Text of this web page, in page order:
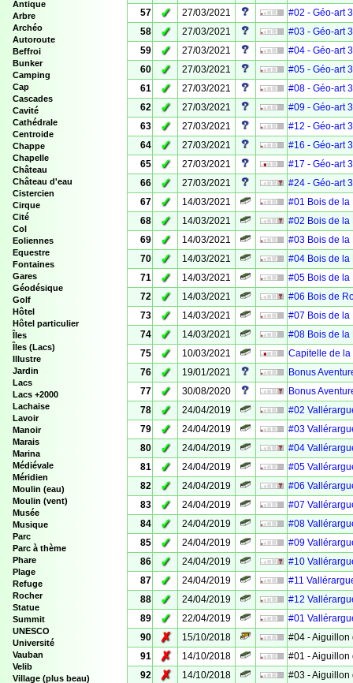
Antique
Arbre
Archéo
Autoroute
Beffroi
Bunker
Camping
Cap
Cascades
Cavité
Cathédrale
Centroide
Chappe
Chapelle
Château
Château d'eau
Cistercien
Cirque
Cité
Col
Eoliennes
Equestre
Fontaines
Gares
Géodésique
Golf
Hôtel
Hôtel particulier
Îles
Îles (Lacs)
Illustre
Jardin
Lacs
Lacs +2000
Lachaise
Lavoir
Manoir
Marais
Marina
Médiévale
Méridien
Moulin (eau)
Moulin (vent)
Musée
Musique
Parc
Parc à thème
Phare
Plage
Refuge
Rocher
Statue
Summit
UNESCO
Université
Vauban
Velib
Village (plus beau)
57
✓ 27/03/2021
#02 - Géo-art
58
✓ 27/03/2021
#03 - Géo-art
59
✓ 27/03/2021
#04 - Géo-art
60
✓ 27/03/2021
#05 - Géo-art
61
✓ 27/03/2021
#08 - Géo-art
62
✓ 27/03/2021
#09 - Géo-art
63
✓ 27/03/2021
#12 - Géo-art
64
✓ 27/03/2021
#16 - Géo-art
65
✓ 27/03/2021
#17 - Géo-art
66
✓ 27/03/2021
#24 - Géo-art
67
✓ 14/03/2021
#01 Bois de la
68
✓ 14/03/2021
#02 Bois de la
69
✓ 14/03/2021
#03 Bois de la
70
✓ 14/03/2021
#04 Bois de la
71
✓ 14/03/2021
#05 Bois de la
72
✓ 14/03/2021
#06 Bois de
73
✓ 14/03/2021
#07 Bois de la
74
✓ 14/03/2021
#08 Bois de la
75
✓ 10/03/2021
Capitelle de la
76
✓ 19/01/2021
Bonus
77
✓ 30/08/2020
Bonus
78
✓ 24/04/2019
#02
79
✓ 24/04/2019
#03
80
✓ 24/04/2019
#04
81
✓ 24/04/2019
#05
82
✓ 24/04/2019
#06
83
✓ 24/04/2019
#07
84
✓ 24/04/2019
#08
85
✓ 24/04/2019
#09
86
✓ 24/04/2019
#10
87
✓ 24/04/2019
#11
88
✓ 24/04/2019
#12
89
✓ 22/04/2019
#01
90
✗ 15/10/2018
#04 - Aiguillon
91
✗ 14/10/2018
#01 - Aiguillon
92
✗ 14/10/2018 #03 - Aiguillon